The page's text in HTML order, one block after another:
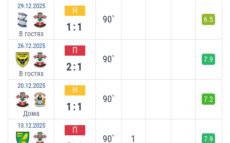
29.12.2025
В гостях
Н
1:1
90` 6.5
26.12.2025
В гостях
П
2:1
90` 7.9
20.12.2025
Дома
Н
1:1
90` 7.2
13.12.2025 П
90` 1 7.9